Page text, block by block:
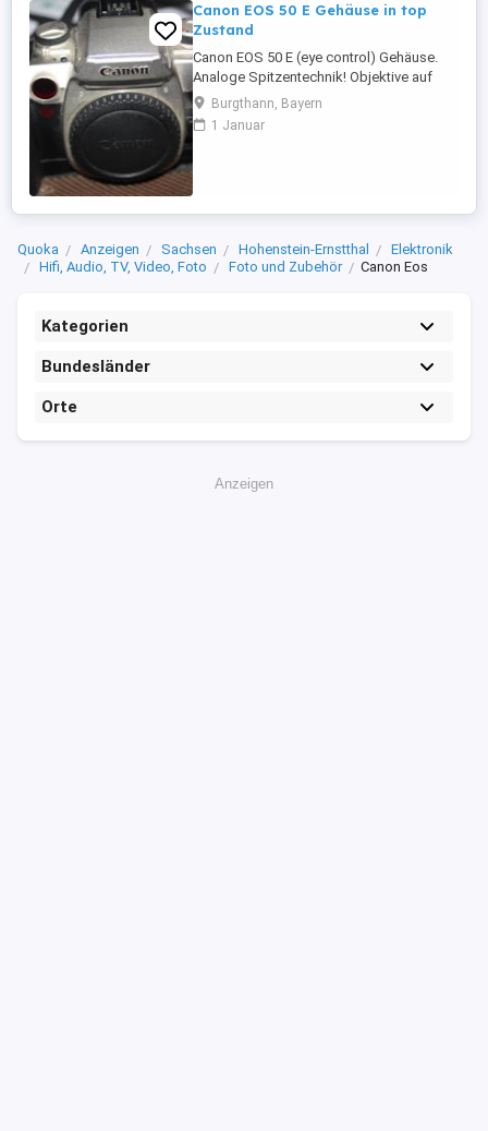
Canon EOS 50 E Gehäuse in top
Zustand
Canon EOS 50 E (eye control) Gehäuse.
Analoge Spitzentechnik! Objektive auf
Anfrage. Batteriegriff auf Anfrage
Privatverkauf ohne Garantie und ohne
Gewährleistung. Nur Abholung
Burgthann, Bayern
1 Januar
Quoka Anzeigen Sachsen Hohenstein-Ernstthal
Elektronik
Hifi, Audio, TV, Video, Foto
Foto und Zubehör Canon Eos
Kategorien
Bundesländer
Orte
Anzeigen